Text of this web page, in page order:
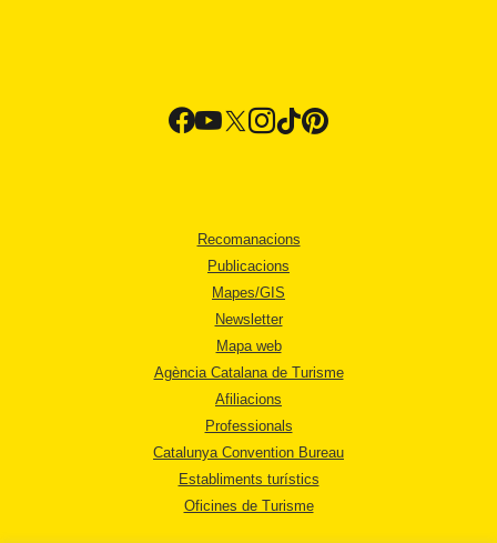
Recomanacions
Publicacions
Mapes/GIS
Newsletter
Mapa web
Agència Catalana de Turisme
Afiliacions
Professionals
Catalunya Convention Bureau
Establiments turístics
Oficines de Turisme